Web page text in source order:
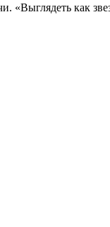
«Выглядеть как